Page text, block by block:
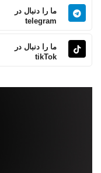
ما را دنبال در
telegram
ما را دنبال در
tikTok